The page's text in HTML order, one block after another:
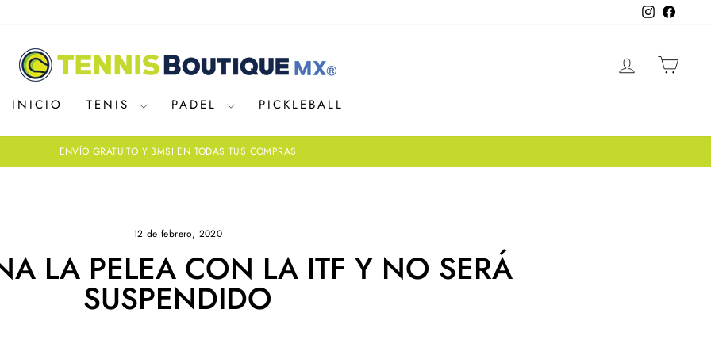
Instagram
INGRESAR
INICIO TENIS PADEL PICKLEBALL
ENVÍO GRATUITO Y 3MSI EN TODAS TUS COMPRAS
12 de febrero, 2020
LA PELEA CON LA ITF Y NO SERÁ
SUSPENDIDO